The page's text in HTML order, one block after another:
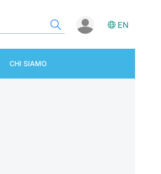
EN
CHI SIAMO